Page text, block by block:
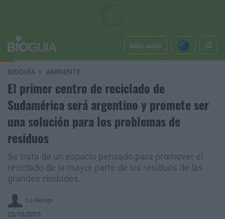
Iniciar sesión
BIOGUÍA AMBIENTE
El primer centro de reciclado de
Sudamérica será argentino y promete ser
una solución para los problemas de
residuos
Se trata de un espacio pensado para promover el
reciclado de la mayor parte de los residuos de las
grandes ciudades.
Lu design
23/10/2015